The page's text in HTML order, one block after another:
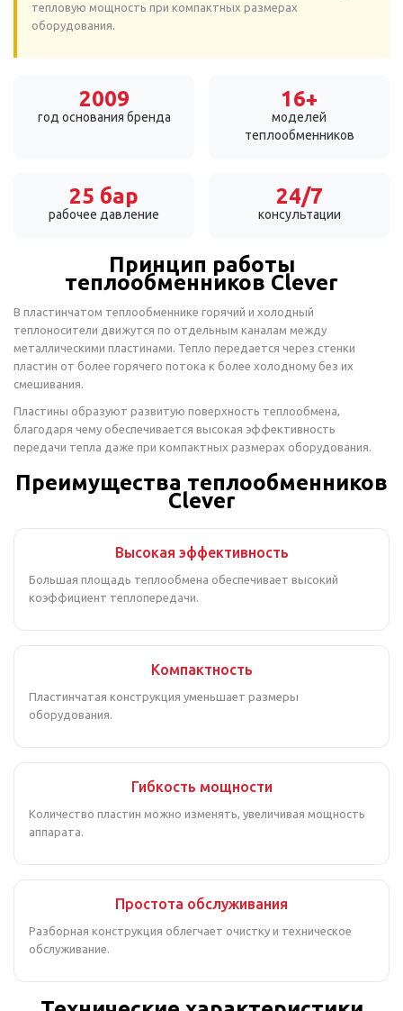
тепловую мощность при компактных размерах
оборудования.
2009
год основания бренда
16+
моделей
теплообменников
25 бар
рабочее давление
24/7
консультации
Принцип работы
теплообменников Clever
В пластинчатом теплообменнике горячий и холодный
теплоносители движутся по отдельным каналам между
металлическими пластинами. Тепло передается через стенки
пластин от более горячего потока к более холодному без их
смешивания.
Пластины образуют развитую поверхность теплообмена,
благодаря чему обеспечивается высокая эффективность
передачи тепла даже при компактных размерах оборудования.
Преимущества теплообменников
Clever
Высокая эффективность
Большая площадь теплообмена обеспечивает высокий
коэффициент теплопередачи.
Компактность
Пластинчатая конструкция уменьшает размеры
оборудования.
Гибкость мощности
Количество пластин можно изменять, увеличивая мощность
аппарата.
Простота обслуживания
Разборная конструкция облегчает очистку и техническое
обслуживание.